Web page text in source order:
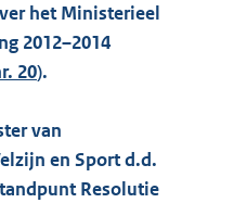
het Ministerieel
2012–2014
20).
van
en Sport d.d.
Resolutie